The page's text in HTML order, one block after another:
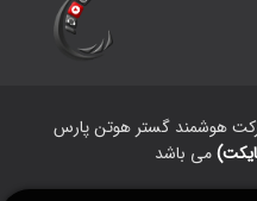
هوشمند گستر هوتن پارس
می باشد